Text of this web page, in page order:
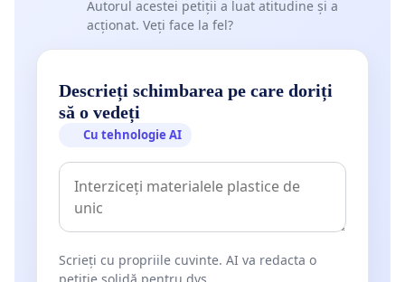
Autorul acestei petiții a luat atitudine și a
acționat. Veți face la fel?
Descrieți schimbarea pe care doriți
să o vedeți
Cu tehnologie AI
Scrieți cu propriile cuvinte. AI va redacta o